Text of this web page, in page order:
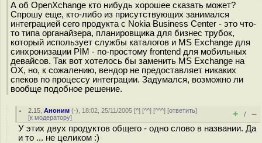
А об OpenXchange кто нибудь хорошее сказать может?
Спрошу еще, кто-либо из присутствующих занимался
интеграцией сего продукта с Nokia Business Center - это что-
то типа органайзера, планировщика для бизнес трубок,
который использует службы каталогов и MS Exchange для
синхронизации PIM - по-простому frontend для мобильных
девайсов. Так вот хотелось бы заменить MS Exchange на
OX, но, к сожалению, вендор не предоставляет никаких
спеков по процессу интеграции. Задумался, возможно ли
вообще подобное решение.
2.15 ,Аноним (-), 18:02, 25/11/2005 [^] [^^] [^^^] [ответить]
[к модератору] + / –
У этих двух продуктов общего - одно слово в названии. Да
и то ... не целиком :)